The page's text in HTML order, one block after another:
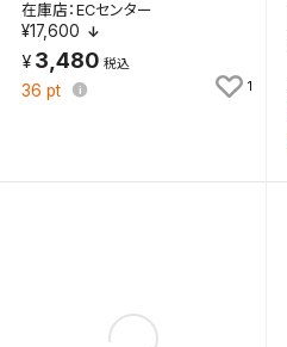
在庫店：ECセンター
¥17,600
3,480
36 pt 1